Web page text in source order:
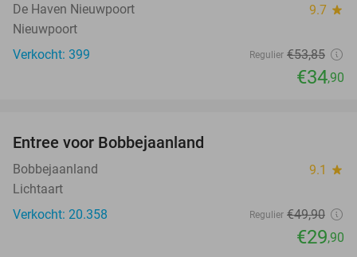
De Haven Nieuwpoort 9.7 star
Nieuwpoort
Verkocht: 399
Regulier €53,85
€34,90
Entree voor Bobbejaanland
Bobbejaanland 9.1 star
Lichtaart
Verkocht: 20.358
Regulier €49,90
€29,90